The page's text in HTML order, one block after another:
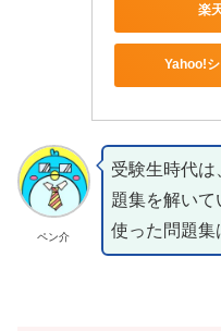
楽
Yahoo!
ペン介
受験生時代は
題集を解いて
使った問題集